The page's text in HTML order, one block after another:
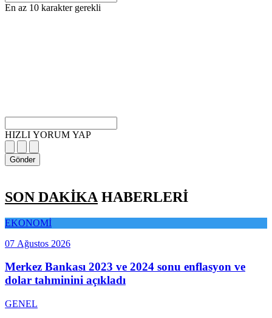
En az 10 karakter gerekli
HIZLI YORUM YAP
Gönder
SON DAKİKA HABERLERİ
EKONOMİ
07 Ağustos 2026
Merkez Bankası 2023 ve 2024 sonu enflasyon ve
dolar tahminini açıkladı
GENEL